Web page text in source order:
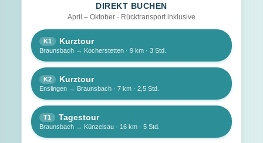
DIREKT BUCHEN
April – Oktober · Rücktransport inklusive
K1 Kurztour
Braunsbach → Kocherstetten · 9 km · 3 Std.
K2 Kurztour
Enslingen → Braunsbach · 7 km · 2,5 Std.
T1 Tagestour
Braunsbach → Künzelsau · 16 km · 5 Std.